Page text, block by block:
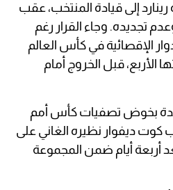
رينارد إلى قيادة المنتخب، عقب
تجديده. وجاء القرار رغم
الإقصائية في كأس العالم
الأربع، قبل الخروج أمام
بخوض تصفيات كأس أمم
منتخب كوت ديفوار نظيره الغاني على
أربعة أيام ضمن المجموعة